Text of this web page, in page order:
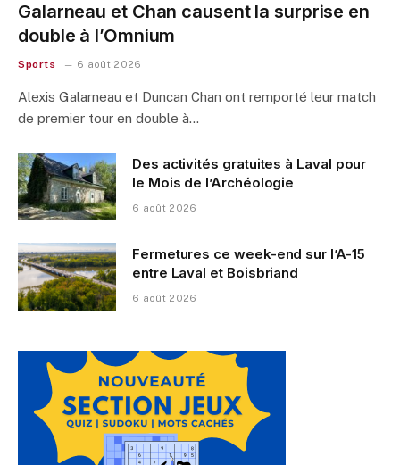
Galarneau et Chan causent la surprise en
double à l’Omnium
Sports 6 août 2026
Alexis Galarneau et Duncan Chan ont remporté leur match
de premier tour en double à…
Des activités gratuites à Laval pour
le Mois de l’Archéologie
6 août 2026
Fermetures ce week-end sur l’A-15
entre Laval et Boisbriand
6 août 2026